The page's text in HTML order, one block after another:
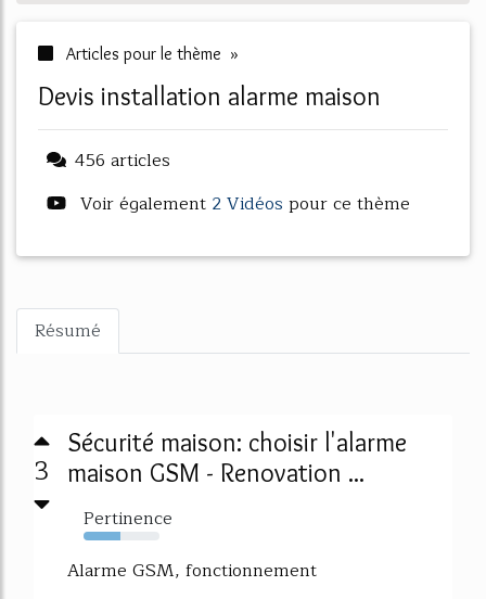
Articles pour le thème »
devis installation alarme maison
456 articles
Voir également 2 Vidéos pour ce thème
Résumé
3
Sécurité maison: choisir l'alarme
maison GSM - Renovation ...
Pertinence
49%
Alarme GSM, fonctionnement